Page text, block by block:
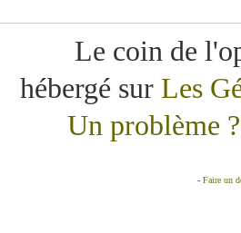
Le coin de
hébergé sur Les
Un problème
- Faire un